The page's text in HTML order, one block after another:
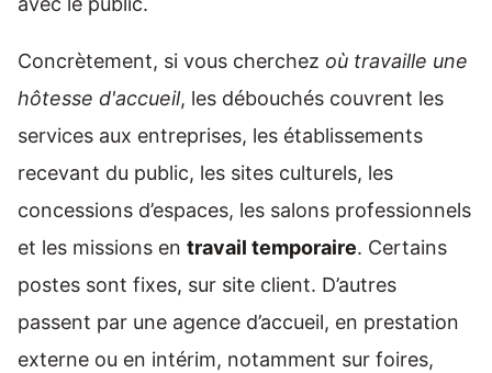
Concrètement, si vous cherchez où travaille une
hôtesse d'accueil, les débouchés couvrent les
services aux entreprises, les établissements
recevant du public, les sites culturels, les
concessions d’espaces, les salons professionnels
et les missions en travail temporaire. Certains
postes sont fixes, sur site client. D’autres
passent par une agence d’accueil, en prestation
externe ou en intérim, notamment sur foires,